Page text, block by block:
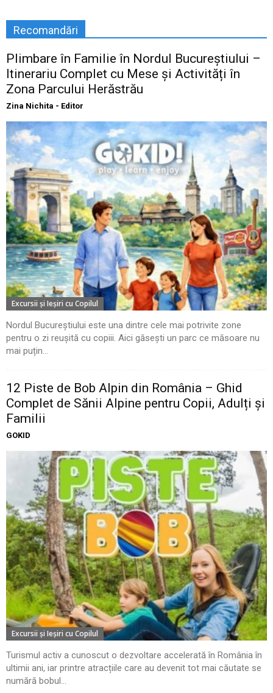
Recomandări
Plimbare în Familie în Nordul Bucureștiului –
Itinerariu Complet cu Mese și Activități în
Zona Parcului Herăstrău
Zina Nichita - Editor
Excursii şi Ieşiri cu Copilul
Nordul Bucureștiului este una dintre cele mai potrivite zone
pentru o zi reușită cu copiii. Aici găsești un parc ce măsoare nu
mai puțin...
12 Piste de Bob Alpin din România – Ghid
Complet de Sănii Alpine pentru Copii, Adulți și
Familii
GOKID
Excursii şi Ieşiri cu Copilul
Turismul activ a cunoscut o dezvoltare accelerată în România în
ultimii ani, iar printre atracțiile care au devenit tot mai căutate se
numără bobul...